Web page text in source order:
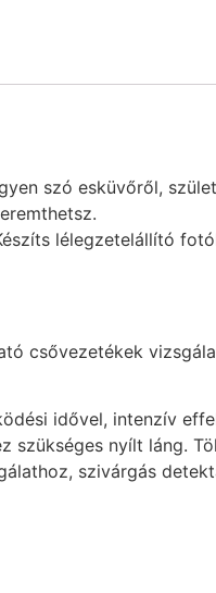
szó esküvőről,
lélegzetelállító
csővezetékek
idővel, intenzív
szükséges nyílt láng.
szivárgás